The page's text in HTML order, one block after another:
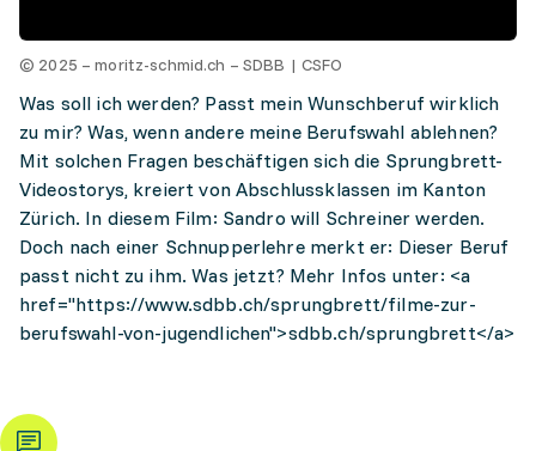
© 2025 – moritz-schmid.ch – SDBB | CSFO
Was soll ich werden? Passt mein Wunschberuf wirklich
zu mir? Was, wenn andere meine Berufswahl ablehnen?
Mit solchen Fragen beschäftigen sich die Sprungbrett-
Videostorys, kreiert von Abschlussklassen im Kanton
Zürich. In diesem Film: Sandro will Schreiner werden.
Doch nach einer Schnupperlehre merkt er: Dieser Beruf
passt nicht zu ihm. Was jetzt? Mehr Infos unter: <a
href="https://www.sdbb.ch/sprungbrett/filme-zur-
berufswahl-von-jugendlichen">sdbb.ch/sprungbrett</a>